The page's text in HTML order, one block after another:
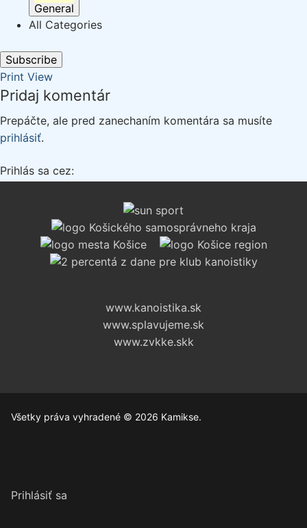
General
All Categories
Subscribe
Print View
Pridaj komentár
Prepáčte, ale pred zanechaním komentára sa musíte
prihlásiť.
Prihlás sa cez:
www.kanoistika.sk
www.splavujeme.sk
www.zvkke.skk
Všetky práva vyhradené © 2026 Kamikse.
Prihlásiť sa